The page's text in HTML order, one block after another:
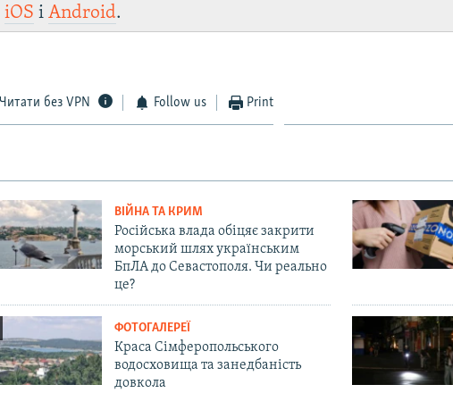
iOS іAndroid.
Читати без VPN Follow us Print
ВІЙНА ТА КРИМ
Російська влада обіцяє закрити
морський шлях українським
БпЛА до Севастополя. Чи реально
це?
ФОТОГАЛЕРЕЇ
Краса Сімферопольського
водосховища та занедбаність
довкола